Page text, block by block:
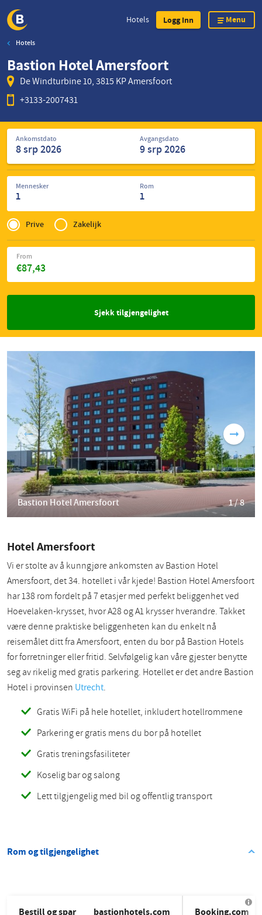
Skip
main
content
Hotels Logg Inn Menu
Hotels
Bastion Hotel Amersfoort
De Windturbine 10, 3815 KP Amersfoort
+3133-2007431
Søk
etter
hoteller
Ankomstdato Avgangsdato
Mennesker
1
Rom
1
Privé
of
Zakelijk
Prive Zakelijk
€87,43
From
Sjekk tilgjengelighet
Bastion Hotel Amersfoort 1 / 8
Hotel Amersfoort
Vi er stolte av å kunngjøre ankomsten av Bastion Hotel
Amersfoort, det 34. hotellet i vår kjede! Bastion Hotel Amersfoort
har 138 rom fordelt på 7 etasjer med perfekt beliggenhet ved
Hoevelaken-krysset, hvor A28 og A1 krysser hverandre. Takket
være denne praktiske beliggenheten kan du enkelt nå
reisemålet ditt fra Amersfoort, enten du bor på Bastion Hotels
for forretninger eller fritid. Selvfølgelig kan våre gjester benytte
seg av rikelig med gratis parkering. Hotellet er det andre Bastion
Hotel i provinsen Utrecht.
Gratis WiFi på hele hotellet, inkludert hotellrommene
Parkering er gratis mens du bor på hotellet
Gratis treningsfasiliteter
Koselig bar og salong
Lett tilgjengelig med bil og offentlig transport
Rom og tilgjengelighet
Bestill og spar bastionhotels.com Booking.com